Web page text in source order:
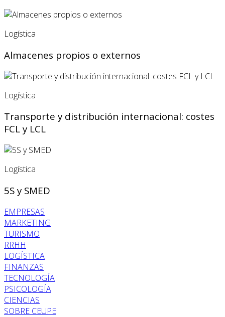
Logística
Almacenes propios o externos
Logística
Transporte y distribución internacional: costes
FCL y LCL
Logística
5S y SMED
EMPRESAS
MARKETING
TURISMO
RRHH
LOGÍSTICA
FINANZAS
TECNOLOGÍA
PSICOLOGÍA
CIENCIAS
SOBRE CEUPE